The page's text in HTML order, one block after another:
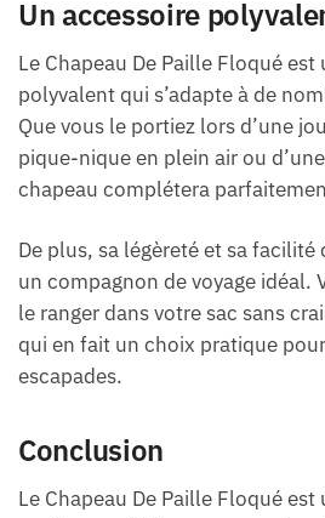
Un accessoire
Le Chapeau De Paille Floqué est
polyvalent qui s’adapte à de
Que vous le portiez lors d’une
pique-nique en plein air ou
chapeau complétera
De plus, sa légèreté et sa
un compagnon de voyage idéal.
le ranger dans votre sac sans
qui en fait un choix pratique
escapades.
Conclusion
Le Chapeau De Paille Floqué est